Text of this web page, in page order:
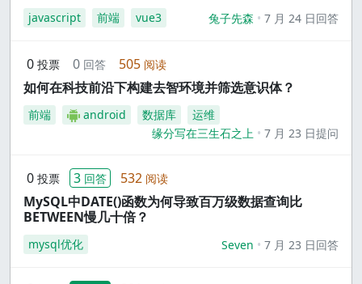
javascript 前端 vue3 兔子先森 7 月 24 日回答
0 投票 0 回答 505 阅读
如何在科技前沿下构建去智环境并筛选意识体？
前端 android 数据库
运维
缘分写在三生石之上
7 月 23 日提问
0 投票 3 回答 532 阅读
MySQL中DATE()函数为何导致百万级数据查询比
BETWEEN慢几十倍？
mysql优化 Seven 7 月 23 日回答